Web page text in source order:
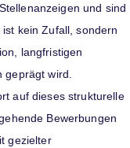
und sind
kein Zufall, sondern
langfristigen
geprägt wird.
auf dieses strukturelle
Bewerbungen
gezielter